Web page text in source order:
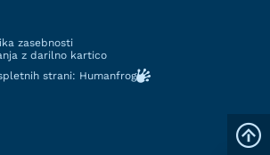
zasebnosti
z darilno kartico
strani: Humanfrog